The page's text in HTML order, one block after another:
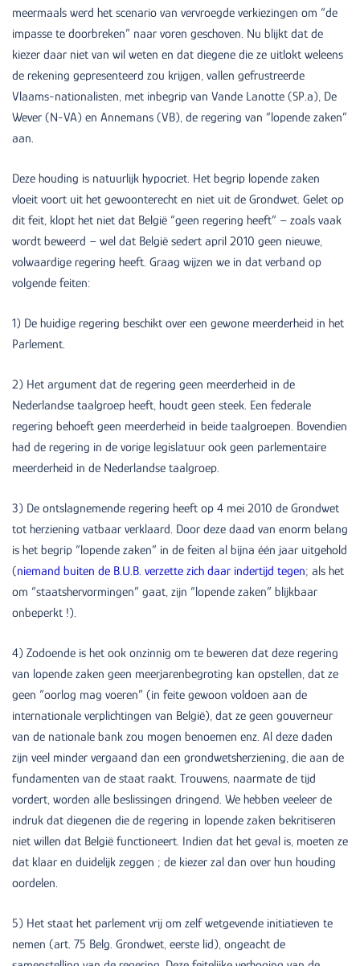
meermaals werd het scenario van vervroegde verkiezingen om “de
impasse te doorbreken” naar voren geschoven. Nu blijkt dat de
kiezer daar niet van wil weten en dat diegene die ze uitlokt weleens
de rekening gepresenteerd zou krijgen, vallen gefrustreerde
Vlaams-nationalisten, met inbegrip van Vande Lanotte (SP.a), De
Wever (N-VA) en Annemans (VB), de regering van “lopende zaken”
aan.
Deze houding is natuurlijk hypocriet. Het begrip lopende zaken
vloeit voort uit het gewoonterecht en niet uit de Grondwet. Gelet op
dit feit, klopt het niet dat België “geen regering heeft” – zoals vaak
wordt beweerd – wel dat België sedert april 2010 geen nieuwe,
volwaardige regering heeft. Graag wijzen we in dat verband op
volgende feiten:
1) De huidige regering beschikt over een gewone meerderheid in het
Parlement.
2) Het argument dat de regering geen meerderheid in de
Nederlandse taalgroep heeft, houdt geen steek. Een federale
regering behoeft geen meerderheid in beide taalgroepen. Bovendien
had de regering in de vorige legislatuur ook geen parlementaire
meerderheid in de Nederlandse taalgroep.
3) De ontslagnemende regering heeft op 4 mei 2010 de Grondwet
tot herziening vatbaar verklaard. Door deze daad van enorm belang
is het begrip “lopende zaken” in de feiten al bijna één jaar uitgehold
(niemand buiten de B.U.B. verzette zich daar indertijd tegen; als het
om “staatshervormingen” gaat, zijn “lopende zaken” blijkbaar
onbeperkt !).
4) Zodoende is het ook onzinnig om te beweren dat deze regering
van lopende zaken geen meerjarenbegroting kan opstellen, dat ze
geen “oorlog mag voeren” (in feite gewoon voldoen aan de
internationale verplichtingen van België), dat ze geen gouverneur
van de nationale bank zou mogen benoemen enz. Al deze daden
zijn veel minder vergaand dan een grondwetsherziening, die aan de
fundamenten van de staat raakt. Trouwens, naarmate de tijd
vordert, worden alle beslissingen dringend. We hebben veeleer de
indruk dat diegenen die de regering in lopende zaken bekritiseren
niet willen dat België functioneert. Indien dat het geval is, moeten ze
dat klaar en duidelijk zeggen ; de kiezer zal dan over hun houding
oordelen.
5) Het staat het parlement vrij om zelf wetgevende initiatieven te
nemen (art. 75 Belg. Grondwet, eerste lid), ongeacht de